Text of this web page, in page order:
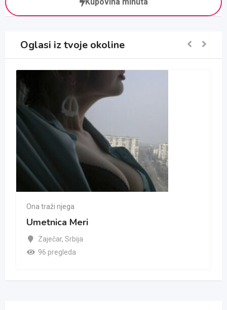
Oglasi iz tvoje okoline
Ona traži njega
Umetnica Meri
Zaječar, Srbija
96 pregleda